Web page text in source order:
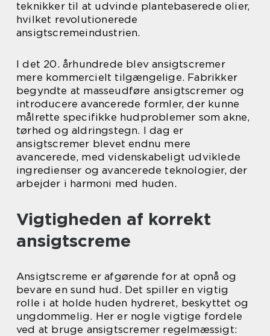
teknikker til at udvinde plantebaserede olier,
hvilket revolutionerede
ansigtscremeindustrien.
I det 20. århundrede blev ansigtscremer
mere kommercielt tilgængelige. Fabrikker
begyndte at masseudføre ansigtscremer og
introducere avancerede formler, der kunne
målrette specifikke hudproblemer som akne,
tørhed og aldringstegn. I dag er
ansigtscremer blevet endnu mere
avancerede, med videnskabeligt udviklede
ingredienser og avancerede teknologier, der
arbejder i harmoni med huden.
Vigtigheden af korrekt
ansigtscreme
Ansigtscreme er afgørende for at opnå og
bevare en sund hud. Det spiller en vigtig
rolle i at holde huden hydreret, beskyttet og
ungdommelig. Her er nogle vigtige fordele
ved at bruge ansigtscremer regelmæssigt: